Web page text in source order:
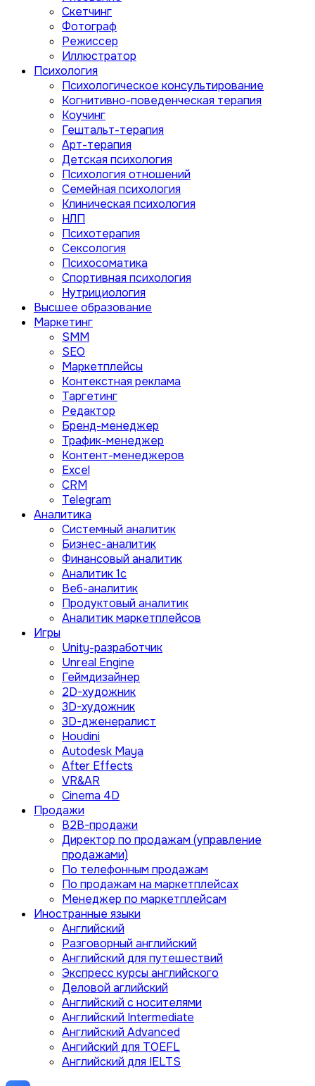
Скетчинг
Фотограф
Режиссер
Иллюстратор
Психология
Психологическое консультирование
Когнитивно-поведенческая терапия
Коучинг
Гештальт-терапия
Арт-терапия
Детская психология
Психология отношений
Семейная психология
Клиническая психология
НЛП
Психотерапия
Сексология
Психосоматика
Спортивная психология
Нутрициология
Высшее образование
Маркетинг
SMM
SEO
Маркетплейсы
Контекстная реклама
Таргетинг
Редактор
Бренд-менеджер
Трафик-менеджер
Контент-менеджеров
Excel
CRM
Telegram
Аналитика
Системный аналитик
Бизнес-аналитик
Финансовый аналитик
Aналитик 1с
Веб-аналитик
Продуктовый аналитик
Аналитик маркетплейсов
Игры
Unity-разработчик
Unreal Engine
Геймдизайнер
2D-художник
3D-художник
3D-дженералист
Houdini
Autodesk Maya
After Effects
VR&AR
Cinema 4D
Продажи
B2B-продажи
Директор по продажам (управление
продажами)
По телефонным продажам
По продажам на маркетплейсах
Менеджер по маркетплейсам
Иностранные языки
Английский
Разговорный английский
Английский для путешествий
Экспресс курсы английского
Деловой аглийский
Английский с носителями
Английский Intermediate
Английский Advanced
Ангийский для TOEFL
Английский для IELTS